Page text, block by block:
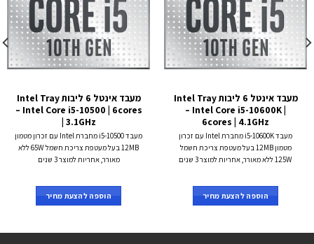
מעבד אינטל 6 ליבות Intel Tray
– Intel Core i5-10600K |
6cores | 4.1GHz
מעבד i5-10600K מחברת Intel עם זכרון
מטמון 12MB בעל מעטפת צריכת חשמל
125W ללא מאורר, אחריות למוצר 3 שנים
הוספה להצעת מחיר
מעבד אינטל 6 ליבות Intel Tray
– Intel Core i5-10500 | 6cores
| 3.1GHz
מעבד i5-10500 מחברת Intel עם זכרון מטמון
12MB בעל מעטפת צריכת חשמל 65W ללא
מאורר, אחריות למוצר 3 שנים
הוספה להצעת מחיר